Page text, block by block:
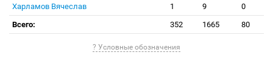
Харламов Вячеслав
1 9
0
Всего:
352 1665 80
? Условные обозначения